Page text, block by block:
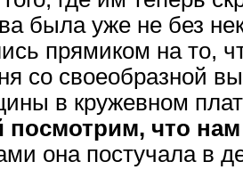
была уже не без
прямиком на то,
со своеобразной
в кружевном
посмотрим, что
она постучала в